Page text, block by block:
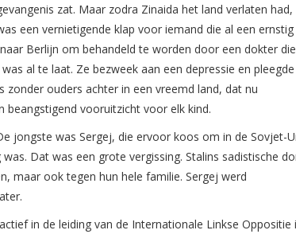
zat. Maar zodra Zinaida het land verlaten had,
een vernietigende klap voor iemand die al een ernstig
Berlijn om behandeld te worden door een dokter die
al te laat. Ze bezweek aan een depressie en pleegde
ouders achter in een vreemd land, dat nu
beangstigend vooruitzicht voor elk kind.
jongste was Sergej, die ervoor koos om in de Sovjet-
Dat was een grote vergissing. Stalins sadistische
maar ook tegen hun hele familie. Sergej werd
in de leiding van de Internationale Linkse Oppositie